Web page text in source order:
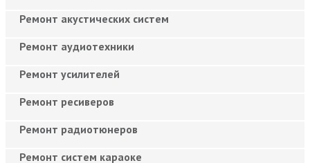
Ремонт акустических систем
Ремонт аудиотехники
Ремонт усилителей
Ремонт ресиверов
Ремонт радиотюнеров
Ремонт систем караоке